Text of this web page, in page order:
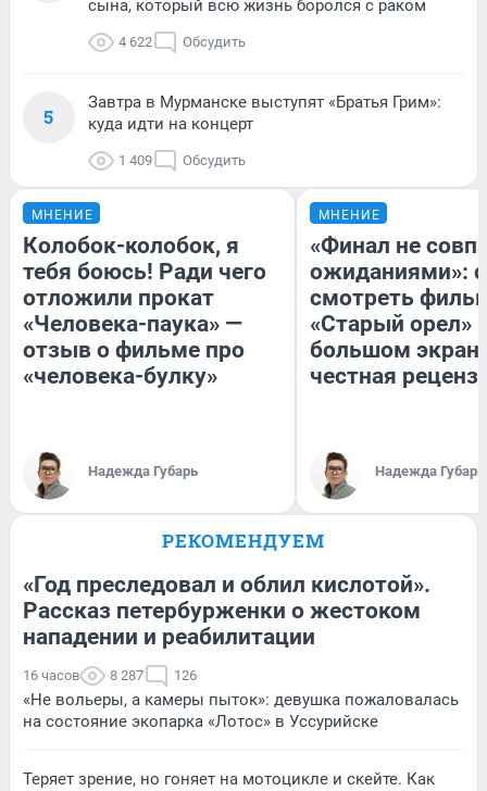
сына, который всю жизнь боролся с раком
4 622 Обсудить
5
Завтра в Мурманске выступят «Братья Грим»:
куда идти на концерт
1 409 Обсудить
МНЕНИЕ
Колобок-колобок, я
тебя боюсь! Ради чего
отложили прокат
«Человека-паука» —
отзыв о фильме про
«человека-булку»
Надежда Губарь
МНЕНИЕ
«Финал не
ожиданиями»:
смотреть
«Старый орел»
большом
честная
Надежда Губарь
РЕКОМЕНДУЕМ
«Год преследовал и облил кислотой».
Рассказ петербурженки о жестоком
нападении и реабилитации
16 часов 8 287 126
«Не вольеры, а камеры пыток»: девушка пожаловалась
на состояние экопарка «Лотос» в Уссурийске
Теряет зрение, но гоняет на мотоцикле и скейте. Как